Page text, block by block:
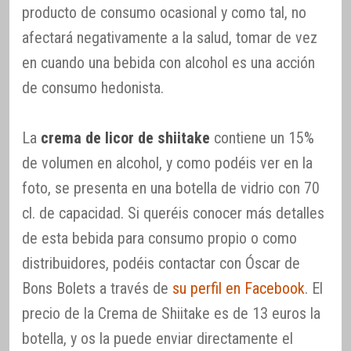
producto de consumo ocasional y como tal, no
afectará negativamente a la salud, tomar de vez
en cuando una bebida con alcohol es una acción
de consumo hedonista.
La crema de licor de shiitake contiene un 15%
de volumen en alcohol, y como podéis ver en la
foto, se presenta en una botella de vidrio con 70
cl. de capacidad. Si queréis conocer más detalles
de esta bebida para consumo propio o como
distribuidores, podéis contactar con Óscar de
Bons Bolets a través de su perfil en Facebook. El
precio de la Crema de Shiitake es de 13 euros la
botella, y os la puede enviar directamente el